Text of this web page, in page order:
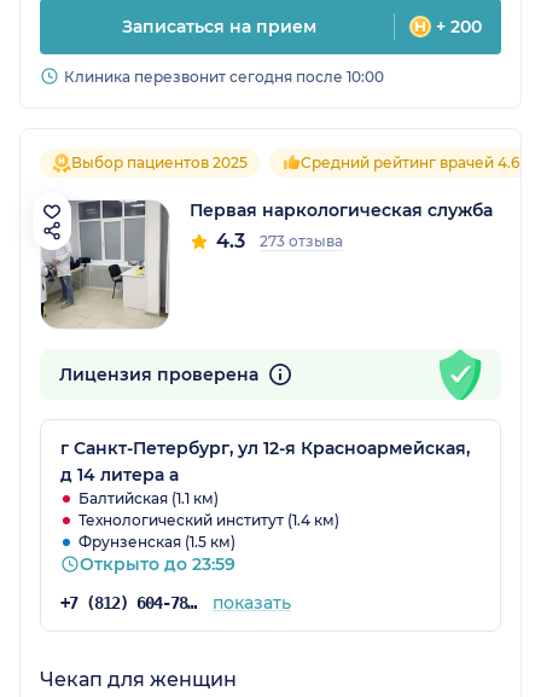
Записаться на прием + 200
Клиника перезвонит сегодня после 10:00
Выбор пациентов 2025 Средний рейтинг врачей 4.6
Первая наркологическая служба
4.3 273 отзыва
Лицензия проверена
г Санкт-Петербург, ул 12-я Красноармейская,
д 14 литера а
Балтийская (1.1 км)
Технологический институт (1.4 км)
Фрунзенская (1.5 км)
Открыто до 23:59
+7 (812) 604-78-43 показать
Чекап для женщин